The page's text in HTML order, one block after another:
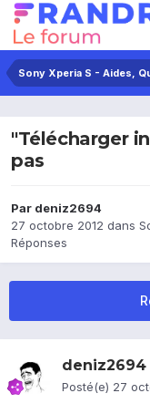
Sony Xperia S - Aides,
"Télécharger
pas
Par deniz2694
27 octobre 2012 dans
Réponses
deniz2694
Posté(e) 27